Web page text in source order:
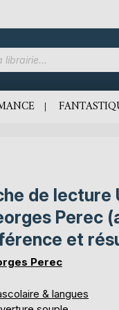
de lecture
Perec
et
Perec
& langues